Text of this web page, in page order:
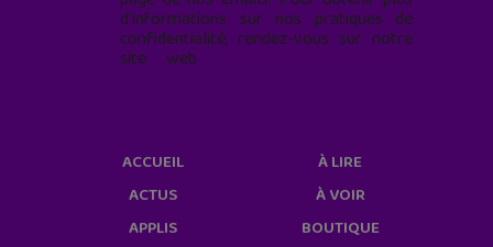
d'informations sur nos pratiques de
confidentialité, rendez-vous sur notre
site web
ACCUEIL
ACTUS
APPLIS
À LIRE
À VOIR
BOUTIQUE